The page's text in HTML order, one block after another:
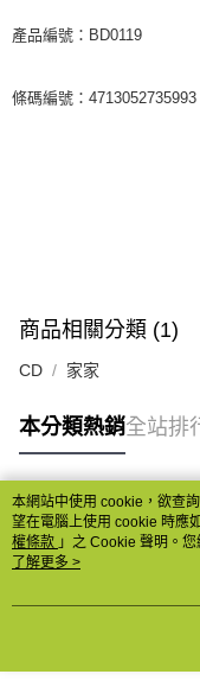
產品編號：BD0119
條碼編號：4713052735993
商品相關分類 (1)
CD 家家
本分類熱銷全站排
熱門標籤
本網站中使用 cookie，欲查
望在電腦上使用 cookie 時應
權條款 」之 Cookie 聲明。
用條款之 Cookie 聲明使用
了解更多 >